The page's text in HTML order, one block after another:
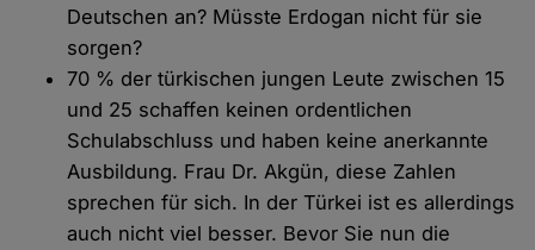
Deutschen an? Müsste Erdogan nicht für sie
sorgen?
70 % der türkischen jungen Leute zwischen 15
und 25 schaffen keinen ordentlichen
Schulabschluss und haben keine anerkannte
Ausbildung. Frau Dr. Akgün, diese Zahlen
sprechen für sich. In der Türkei ist es allerdings
auch nicht viel besser. Bevor Sie nun die